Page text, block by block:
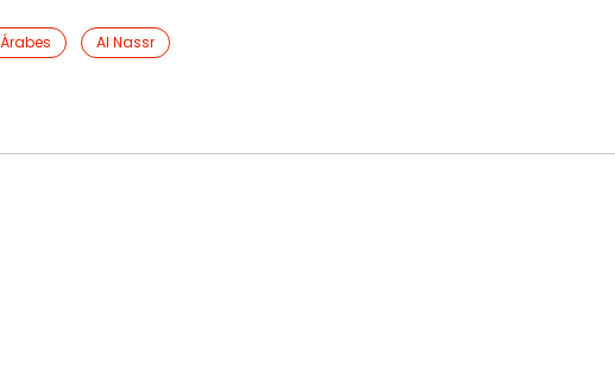
Al Nassr